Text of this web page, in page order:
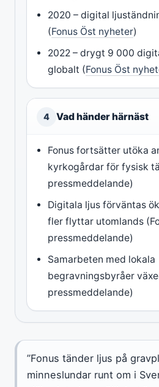
2020 – digital
(Fonus Öst nyheter)
2022 – drygt 9 000
globalt (Fonus Öst
4 Vad händer härnäst
Fonus fortsätter utöka
kyrkogårdar för fysisk
pressmeddelande)
Digitala ljus förväntas
fler flyttar utomlands
pressmeddelande)
Samarbeten med lokala
begravningsbyråer
pressmeddelande)
”Fonus tänder ljus på
minneslundar runt om i